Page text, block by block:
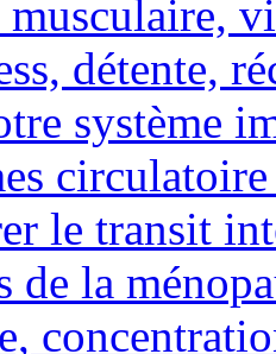
détente,
système
le transit
de la